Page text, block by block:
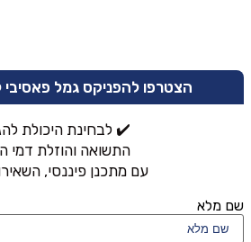
הצטרפו להפניקס גמל פאסיבי לבני 50
✔️ לבחינת היכולת
התשואה והוזלת דמי
עם מתכנן פיננסי,
שם מלא